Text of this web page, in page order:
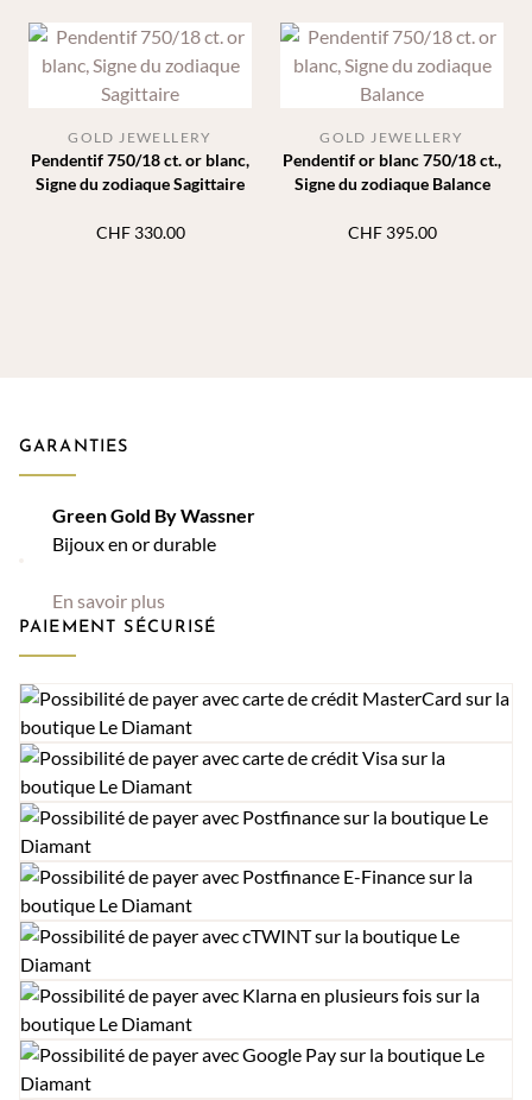
Pendentif 750/18 ct. or blanc,
Signe du zodiaque Sagittaire
GOLD JEWELLERY
CHF330.00
Pendentif or blanc 750/18 ct.,
Signe du zodiaque Balance
GOLD JEWELLERY
CHF395.00
GARANTIES
Green Gold By Wassner
Bijoux en or durable
En savoir plus
PAIEMENT SÉCURISÉ